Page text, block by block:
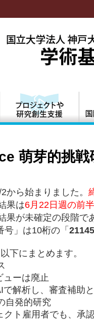
萌芽的挑戦
ら始まりました。
果は6月22日週の前
未確定の段階であ
」は10桁の「
にまとめます。
は廃止
し、審査補助とし
発的研究
用者でも、承認を